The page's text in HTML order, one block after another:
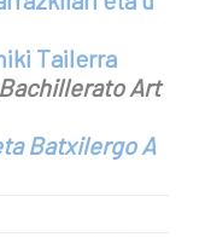
Tailerra
Art
Batxilergo A